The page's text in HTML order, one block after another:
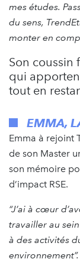
mes études.
du sens,
monter en
Son coussin
qui
tout en
EMMA,
Emma à rejoint
de son Master
son mémoire
d’impact RSE.
“J’ai à cœur
travailler au
à des activités
environnement”.